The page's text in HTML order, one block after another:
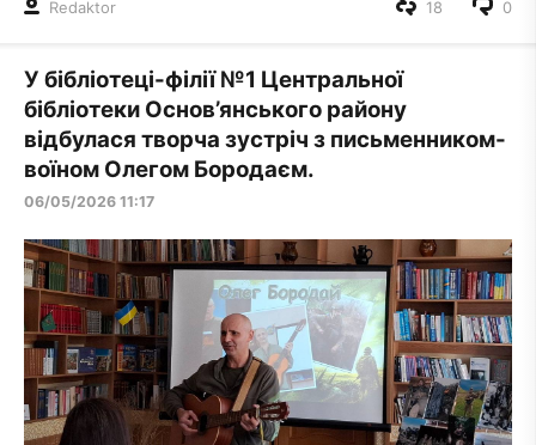
Redaktor 0
18
У бібліотеці-філії №1 Центральної
бібліотеки Основ’янського району
відбулася творча зустріч з письменником-
воїном Олегом Бородаєм.
06/05/2026 11:17